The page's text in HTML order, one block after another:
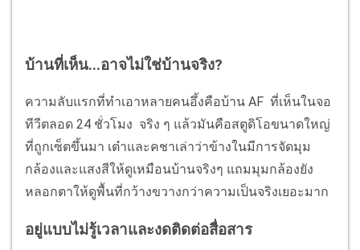
บ้านที่เห็น...อาจไม่ใช่บ้านจริง?
ความลับแรกที่ทำเอาหลายคนอึ้งคือบ้าน AF ที่เห็นในจอ
ทีวีตลอด 24 ชั่วโมง จริง ๆ แล้วมันคือสตูดิโอขนาดใหญ่
ที่ถูกเซ็ตขึ้นมา เต๋าและคชาเล่าว่าข้างในมีการจัดมุม
กล้องและแสงสีให้ดูเหมือนบ้านจริงๆ แถมมุมกล้องยัง
หลอกตาให้ดูพื้นที่กว้างขวางกว่าความเป็นจริงเยอะมาก
อยู่แบบไม่รู้เวลาและงดติดต่อสื่อสาร